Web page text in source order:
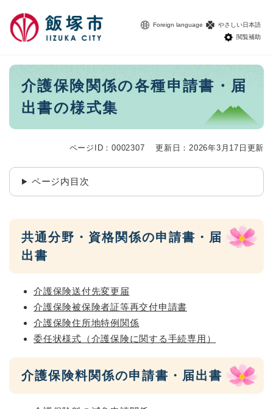
Foreign language
やさしい日本語
閲覧補助
本
介護保険関係の各種申請書・届
出書の様式集
ページID：0002307 更新日：2026年3月17日更新
ページ内目次
共通分野・資格関係の申請書・届
出書
介護保険送付先変更届
介護保険被保険者証等再交付申請書
介護保険住所地特例関係
委任状様式（介護保険に関する手続専用）
介護保険料関係の申請書・届出書